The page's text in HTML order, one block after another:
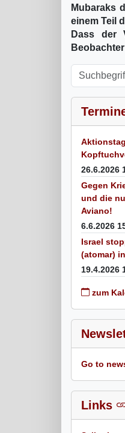
Mubaraks
einem Teil
Dass der
26.6.2026
Gegen
und die
Aviano!
6.6.2026
Israel
(atomar)
19.4.2026
zum
Go to
Links